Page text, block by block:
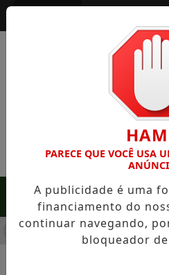
FAZENDA COM 488
PARECE QUE VOCÊ USA
A publicidade é uma
financiamento do
continuar navegando,
bloqueador